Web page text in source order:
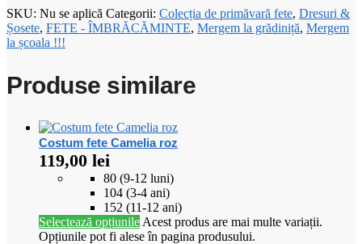
SKU: Nu se aplică Categorii: Colecția de primăvară fete, Dresuri &
Șosete, FETE - ÎMBRĂCĂMINTE, Mergem la grădiniță, Mergem
la școala !!!
Produse similare
Costum fete Camelia roz
119,00 lei
80 (9-12 luni)
104 (3-4 ani)
152 (11-12 ani)
Selectează opțiunile Acest produs are mai multe variații.
Opțiunile pot fi alese în pagina produsului.